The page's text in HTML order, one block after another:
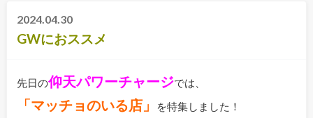
2024.04.30
GWにおススメ
先日の仰天パワーチャージでは、
「マッチョのいる店」 を特集しました！